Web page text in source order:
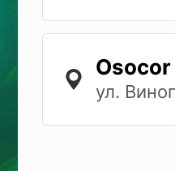
ул.